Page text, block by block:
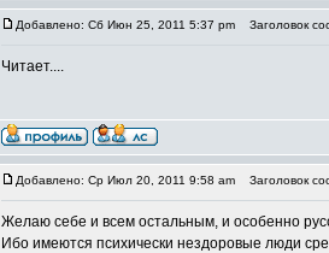
Добавлено: Сб Июн 25, 2011 5:37 pm Заголовок
Читает....
Добавлено: Ср Июл 20, 2011 9:58 am Заголовок
Желаю себе и всем остальным, и особенно
Ибо имеются психически нездоровые люди